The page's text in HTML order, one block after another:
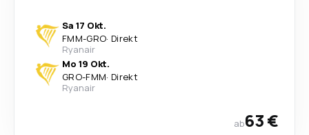
Sa 17 Okt.
FMM-GRO· Direkt
Ryanair
Mo 19 Okt.
GRO-FMM· Direkt
Ryanair
ab63 €